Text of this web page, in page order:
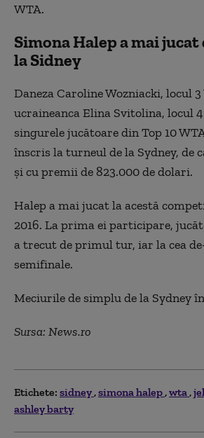
WTA.
Simona Halep a mai
la Sidney
Daneza Caroline Wozniacki, locul
ucraineanca Elina Svitolina, locul
singurele jucătoare din Top 10
înscris la turneul de la Sydney, de
şi cu premii de 823.000 de dolari.
Halep a mai jucat la acestă
2016. La prima ei participare,
a trecut de primul tur, iar la cea
semifinale.
Meciurile de simplu de la Sydney
Sursa: News.ro
Etichete: sidney simona halep wta
ashley barty